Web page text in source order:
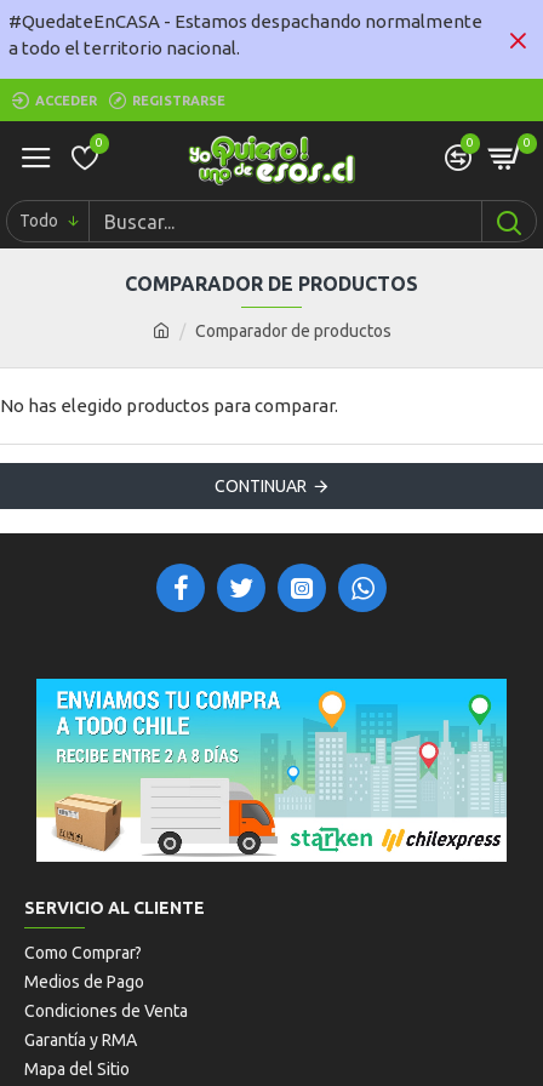
#QuedateEnCASA - Estamos despachando normalmente
a todo el territorio nacional.
ACCEDER REGISTRARSE
0 0 0
Todo
Comparador de productos
COMPARADOR DE PRODUCTOS
No has elegido productos para comparar.
CONTINUAR
SERVICIO AL CLIENTE
Como Comprar?
Medios de Pago
Condiciones de Venta
Garantía y RMA
Mapa del Sitio